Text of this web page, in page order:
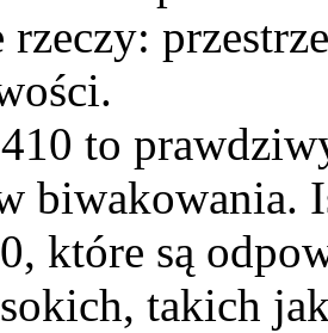
rzeczy:
to
biwakowania.
które są
takich